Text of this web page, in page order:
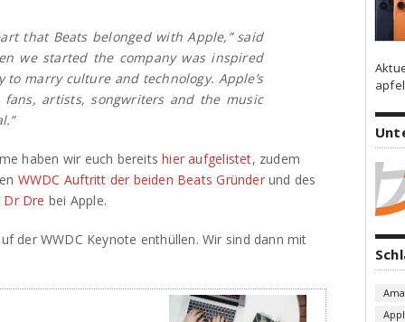
that Beats belonged with Apple,” said
we started the company was inspired
to marry culture and technology. Apple’s
artists, songwriters and the music
haben wir euch bereitshier aufgelistet, zudem
WWDC Auftritt der beiden Beats Gründerund des
Dre bei Apple.
der WWDC Keynote enthüllen. Wir sind dann mit